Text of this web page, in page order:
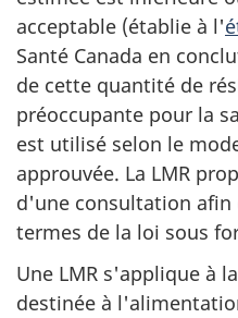
acceptable (établie à l'
Santé Canada en
de cette quantité de
préoccupante pour la
est utilisé selon le
approuvée. La LMR
d'une consultation
termes de la loi sous
Une LMR s'applique à
destinée à